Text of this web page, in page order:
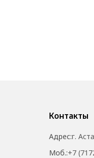
Контакты
Адрес:г.
Моб.:+7